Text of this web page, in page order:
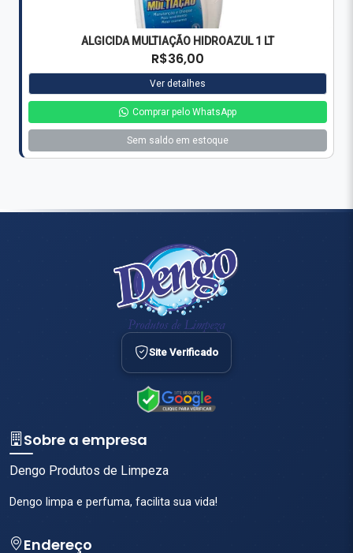
ALGICIDA MULTIAÇÃO HIDROAZUL 1 LT
R$36,00
Ver detalhes
Comprar pelo WhatsApp
Sem saldo em estoque
Site Verificado
Sobre a empresa
Dengo Produtos de Limpeza
Dengo limpa e perfuma, facilita sua vida!
Endereço